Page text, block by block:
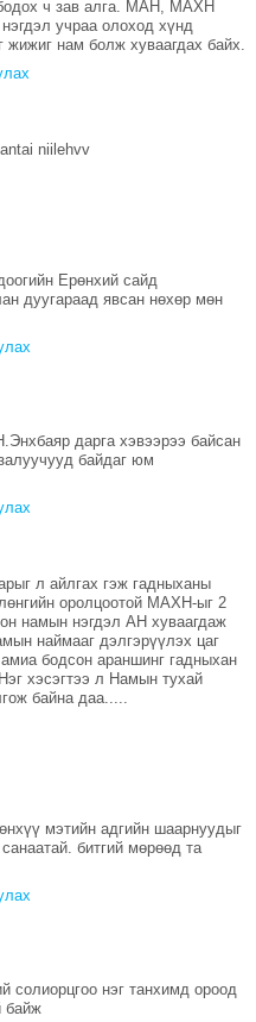
ч зав алга. МАН, МАХН
учраа олоход хүнд
жижиг нам болж хуваагдах байх.
niilehvv
Ерөнхий сайд
дуугараад явсан нөхөр мөн
дарга хэвээрээ байсан
байдаг юм
л айлгах гэж гадныханы
оролцоотой МАХН-ыг 2
намын нэгдэл АН хуваагдаж
наймааг дэлгэрүүлэх цаг
бодсон араншинг гадныхан
хэсэгтээ л Намын тухай
байна даа.....
мэтийн адгийн шаарнуудыг
битгий мөрөөд та
солиорцгоо нэг танхимд ороод
байж